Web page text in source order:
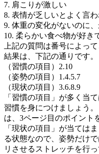
7. 肩こりが激しい
8. 表情が乏しいとよく言わ
9. 体重の変化がないのに
10. 柔らかい食べ物が好き
上記の質問は番号によっ
結果は、下記の通りです。
（習慣の項目）2.10
（姿勢の項目）1.4.5.7
（現状の項目）3.6.8.9
「習慣の項目」が多く当
習慣を身につけましょう
は、3ページ目のポイント
「現状の項目」が当ては
る状態なので、姿勢だけ
リさせるストレッチを行っ